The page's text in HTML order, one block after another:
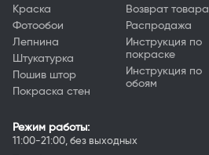
Краска
Фотообои
Лепнина
Штукатурка
Пошив штор
Покраска стен
Возврат товара
Распродажа
Инструкция по
покраске
Инструкция по
обоям
Режим работы:
11:00-21:00, без выходных